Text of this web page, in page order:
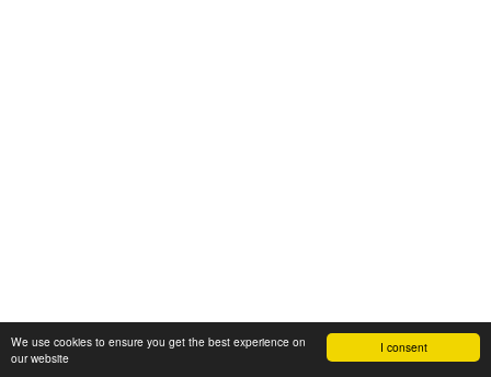
I consent
We use cookies to ensure you get the best experience on
our website